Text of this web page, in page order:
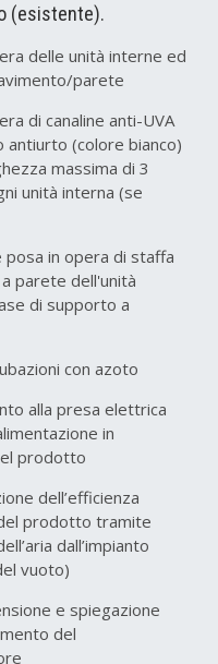
(esistente).
delle unità interne ed
parete
di canaline anti-UVA
antiurto (colore bianco)
massima di 3
unità interna (se
posa in opera di staffa
parete dell'unità
di supporto a
con azoto
alla presa elettrica
in
prodotto
dell’efficienza
prodotto tramite
dall’impianto
vuoto)
e spiegazione
del